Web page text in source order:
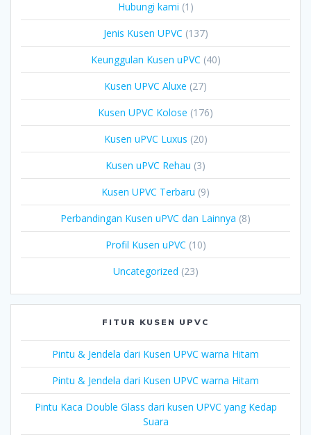
Hubungi kami (1)
Jenis Kusen UPVC (137)
Keunggulan Kusen uPVC (40)
Kusen UPVC Aluxe (27)
Kusen UPVC Kolose (176)
Kusen uPVC Luxus (20)
Kusen uPVC Rehau (3)
Kusen UPVC Terbaru (9)
Perbandingan Kusen uPVC dan Lainnya (8)
Profil Kusen uPVC (10)
Uncategorized (23)
FITUR KUSEN UPVC
Pintu & Jendela dari Kusen UPVC warna Hitam
Pintu & Jendela dari Kusen UPVC warna Hitam
Pintu Kaca Double Glass dari kusen UPVC yang Kedap
Suara